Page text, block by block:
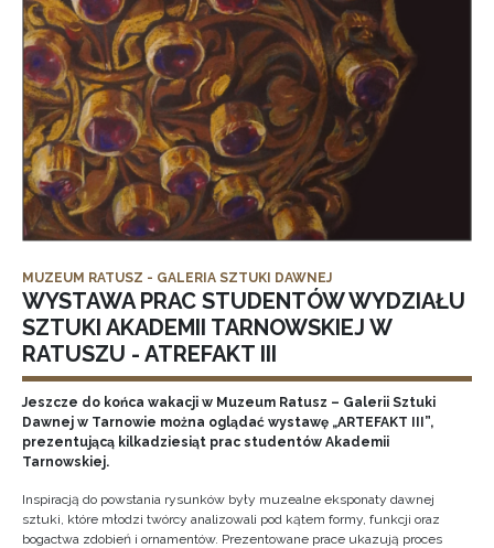
MUZEUM RATUSZ - GALERIA SZTUKI DAWNEJ
WYSTAWA PRAC STUDENTÓW WYDZIAŁU
SZTUKI AKADEMII TARNOWSKIEJ W
RATUSZU - ATREFAKT III
Jeszcze do końca wakacji w Muzeum Ratusz – Galerii Sztuki
Dawnej w Tarnowie można oglądać wystawę „ARTEFAKT III”,
prezentującą kilkadziesiąt prac studentów Akademii
Tarnowskiej.
Inspiracją do powstania rysunków były muzealne eksponaty dawnej
sztuki, które młodzi twórcy analizowali pod kątem formy, funkcji oraz
bogactwa zdobień i ornamentów. Prezentowane prace ukazują proces